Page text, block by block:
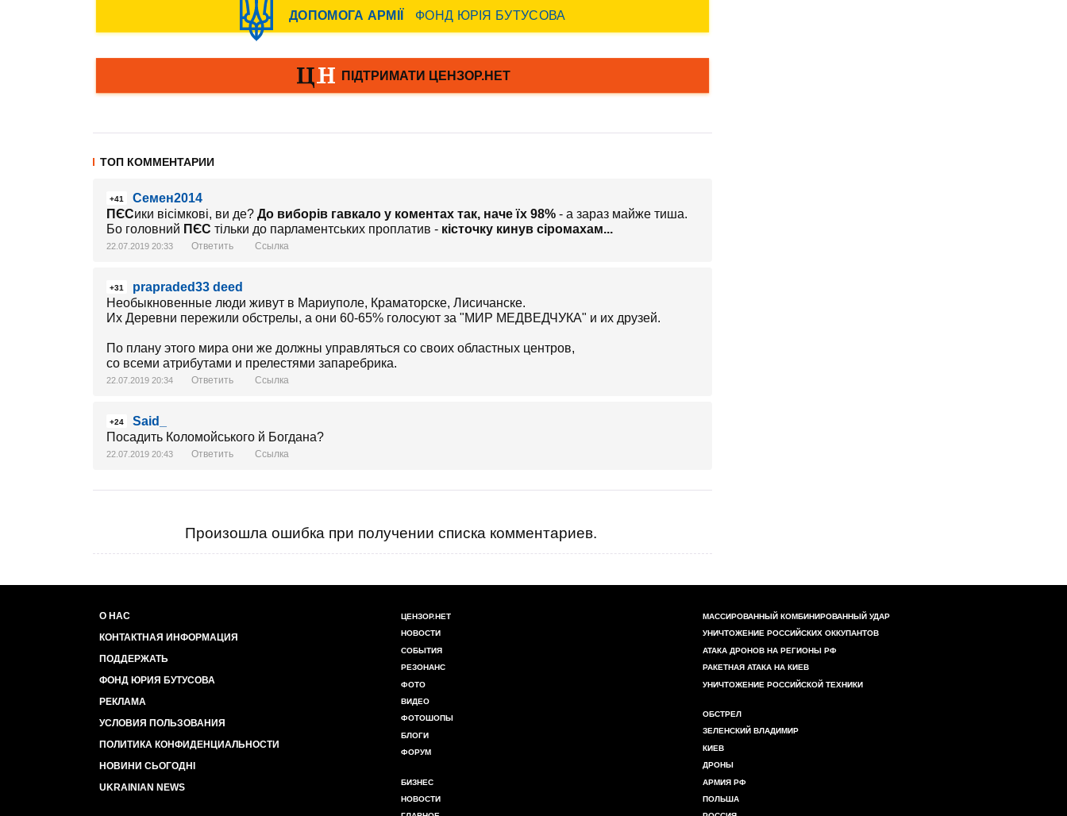
ТОП КОММЕНТАРИИ
+41
Семен2014
ПЄСики вісімкові, ви де? До виборів гавкало у коментах так, наче їх 98% - а зараз майже тиша.
Бо головний ПЄС тільки до парламентських проплатив - кісточку кинув сіромахам...
22.07.2019 20:33 Ответить Ссылка
+31
prapraded33 deed
Необыкновенные люди живут в Мариуполе, Краматорске, Лисичанске.
Их Деревни пережили обстрелы, а они 60-65% голосуют за "МИР МЕДВЕДЧУКА" и их друзей.
По плану этого мира они же должны управляться со своих областных центров,
со всеми атрибутами и прелестями запаребрика.
22.07.2019 20:34 Ответить Ссылка
+24
Said_
Посадить Коломойського й Богдана?
22.07.2019 20:43 Ответить Ссылка
Произошла ошибка при получении списка комментариев.
О НАС
КОНТАКТНАЯ ИНФОРМАЦИЯ
ПОДДЕРЖАТЬ
ФОНД ЮРИЯ БУТУСОВА
РЕКЛАМА
УСЛОВИЯ ПОЛЬЗОВАНИЯ
ПОЛИТИКА КОНФИДЕНЦИАЛЬНОСТИ
НОВИНИ СЬОГОДНІ
UKRAINIAN NEWS
ЦЕНЗОР.НЕТ
НОВОСТИ
СОБЫТИЯ
РЕЗОНАНС
ФОТО
ВИДЕО
ФОТОШОПЫ
БЛОГИ
ФОРУМ
БИЗНЕС
НОВОСТИ
МАССИРОВАННЫЙ КОМБИНИРОВАННЫЙ УДАР
УНИЧТОЖЕНИЕ РОССИЙСКИХ ОККУПАНТОВ
АТАКА ДРОНОВ НА РЕГИОНЫ РФ
РАКЕТНАЯ АТАКА НА КИЕВ
УНИЧТОЖЕНИЕ РОССИЙСКОЙ ТЕХНИКИ
ОБСТРЕЛ
ЗЕЛЕНСКИЙ ВЛАДИМИР
КИЕВ
ДРОНЫ
АРМИЯ РФ
ПОЛЬША